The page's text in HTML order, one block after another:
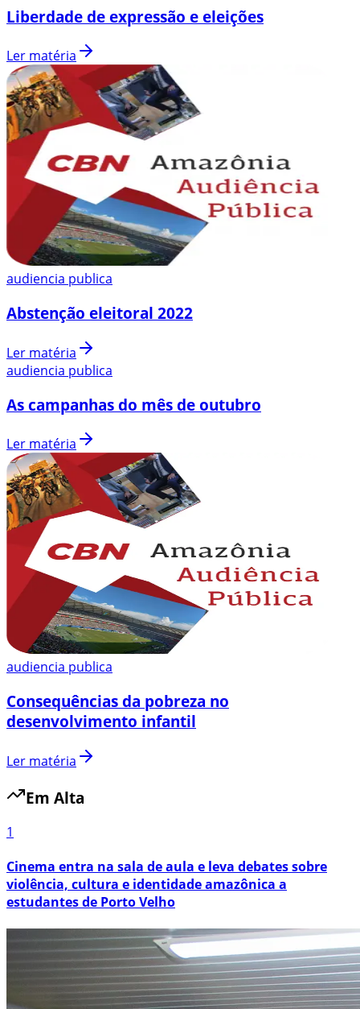
Liberdade de expressão e eleições
Ler matéria
audiencia publica
Abstenção eleitoral 2022
Ler matéria
audiencia publica
As campanhas do mês de outubro
Ler matéria
audiencia publica
Consequências da pobreza no
desenvolvimento infantil
Ler matéria
Em Alta
1
Cinema entra na sala de aula e leva debates sobre
violência, cultura e identidade amazônica a
estudantes de Porto Velho